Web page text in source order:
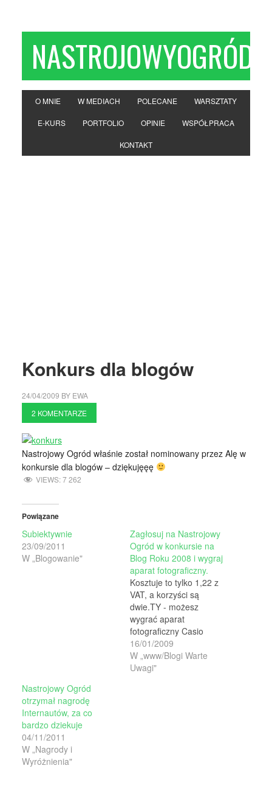
NASTROJOWYOGRÓD
O MNIE W MEDIACH POLECANE WARSZTATY
E-KURS PORTFOLIO OPINIE WSPÓŁPRACA
KONTAKT
Konkurs dla blogów
24/04/2009 BY EWA
2 KOMENTARZE
Nastrojowy Ogród właśnie został nominowany przez Alę w
konkursie dla blogów – dziękujęęę
VIEWS:7 262
Powiązane
Subiektywnie
23/09/2011
W „Blogowanie"
Zagłosuj na Nastrojowy
Ogród w konkursie na
Blog Roku 2008 i wygraj
aparat fotograficzny.
Kosztuje to tylko 1,22 z
VAT, a korzyści są
dwie.TY - możesz
wygrać aparat
fotograficzny Casio
Exilim EX-Z80 o wartości
499 zł , a kwota zebrana
za opłaty SMS-owe
16/01/2009
W „www/Blogi Warte
Uwagi"
Nastrojowy Ogród
otrzymał nagrodę
Internautów, za co
bardzo dziekuje
04/11/2011
W „Nagrody i
Wyróżnienia"